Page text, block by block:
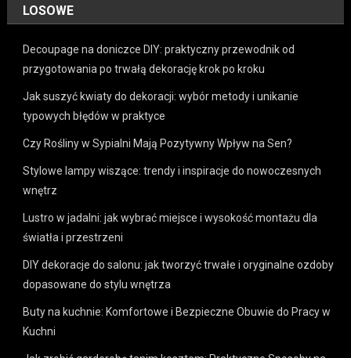
LOSOWE
Decoupage na doniczce DIY: praktyczny przewodnik od
przygotowania po trwałą dekorację krok po kroku
Jak suszyć kwiaty do dekoracji: wybór metody i unikanie
typowych błędów w praktyce
Czy Rośliny w Sypialni Mają Pozytywny Wpływ na Sen?
Stylowe lampy wiszące: trendy i inspiracje do nowoczesnych
wnętrz
Lustro w jadalni: jak wybrać miejsce i wysokość montażu dla
światła i przestrzeni
DIY dekoracje do salonu: jak tworzyć trwałe i oryginalne ozdoby
dopasowane do stylu wnętrza
Buty na kuchnie: Komfortowe i Bezpieczne Obuwie do Pracy w
Kuchni